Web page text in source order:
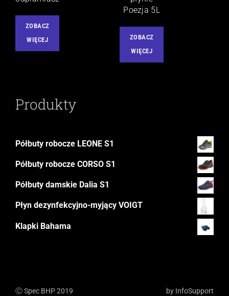
ZOBACZ
WIĘCEJ
Poezja 5L
ZOBACZ
WIĘCEJ
Produkty
Półbuty robocze LEONE S1
Półbuty robocze CORSO S1
Półbuty damskie Dalia S1
Płyn dezynfekcyjno-myjący VOIGT
Klapki Bahama
Ⓒ Spec BHP 2019 by InfoSupport